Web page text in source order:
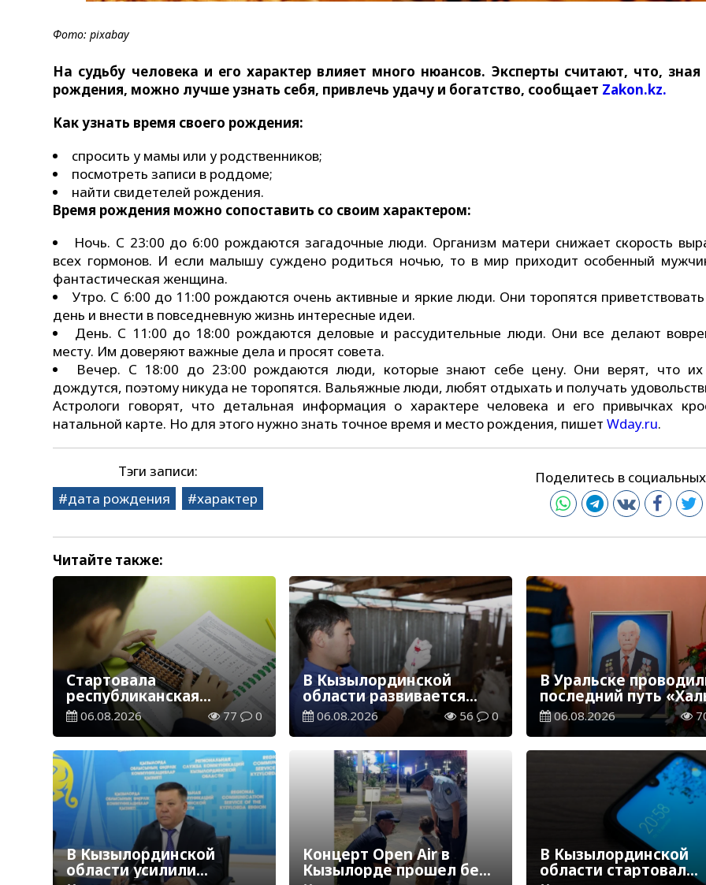
Фото: pixabay
На судьбу человека и его характер влияет много нюансов. Эксперты считают, что, зная
рождения, можно лучше узнать себя, привлечь удачу и богатство, сообщает Zakon.kz.
Как узнать время своего рождения:
спросить у мамы или у родственников;
посмотреть записи в роддоме;
найти свидетелей рождения.
Время рождения можно сопоставить со своим характером:
Ночь. С 23:00 до 6:00 рождаются загадочные люди. Организм матери снижает скорость
всех гормонов. И если малышу суждено родиться ночью, то в мир приходит особенный
фантастическая женщина.
Утро. С 6:00 до 11:00 рождаются очень активные и яркие люди. Они торопятся
день и внести в повседневную жизнь интересные идеи.
День. С 11:00 до 18:00 рождаются деловые и рассудительные люди. Они все делают
месту. Им доверяют важные дела и просят совета.
Вечер. С 18:00 до 23:00 рождаются люди, которые знают себе цену. Они верят, что их
дождутся, поэтому никуда не торопятся. Вальяжные люди, любят отдыхать и получать
Астрологи говорят, что детальная информация о характере человека и его привычках
натальной карте. Но для этого нужно знать точное время и место рождения, пишетWday.ru.
Тэги записи:
дата рождения
характер
Поделитесь в
Читайте также:
Стартовала
республиканская
благотворительная
акция «Дорога в школу»
06.08.2026 77 0
В Кызылординской
области развивается
ветеринарная отрасль
06.08.2026 56 0
В Уральске
последний путь
Қаһарманы» Ивана
Степановича Гапича
06.08.2026
В Кызылординской
области усилили
Концерт Open Air в
Кызылорде прошел без
В Кызылординской
области стартовал